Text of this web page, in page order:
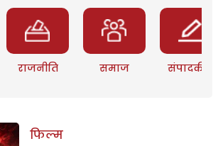
राजनीति समाज संपादकीय
फिल्म